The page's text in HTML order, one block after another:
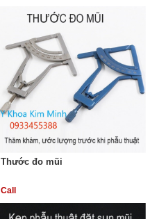
Thước đo mũi
Call